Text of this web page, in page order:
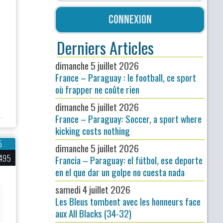
Connexion
Derniers Articles
dimanche 5 juillet 2026
France – Paraguay : le football, ce sport
où frapper ne coûte rien
dimanche 5 juillet 2026
France – Paraguay: Soccer, a sport where
kicking costs nothing
dimanche 5 juillet 2026
Francia – Paraguay: el fútbol, ese deporte
en el que dar un golpe no cuesta nada
samedi 4 juillet 2026
Les Bleus tombent avec les honneurs face
aux All Blacks (34-32)